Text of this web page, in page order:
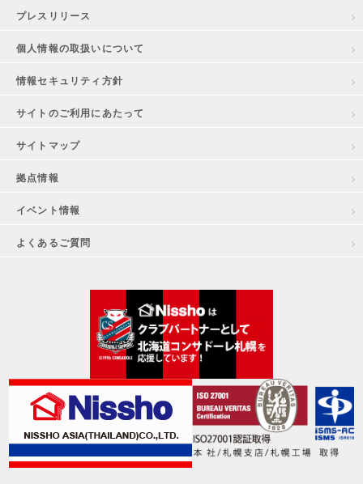
プレスリリース
個人情報の取扱いについて
情報セキュリティ方針
サイトのご利用にあたって
サイトマップ
拠点情報
イベント情報
よくあるご質問